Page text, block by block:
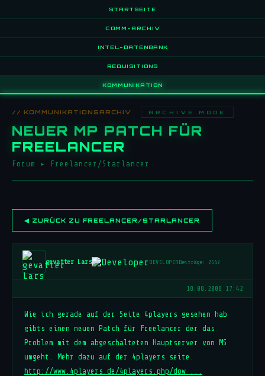
STARTSEITE
COMM-ARCHIV
INTEL-DATENBANK
REQUISITIONS
KOMMUNIKATION
// KOMMUNIKATIONSARCHIV ARCHIVE MODE
NEUER MP PATCH FÜR
FREELANCER
Forum ▸ Freelancer/Starlancer
◀ ZURÜCK ZU FREELANCER/STARLANCER
gevatter Lars DEVELOPERBeiträge: 2542
18.08.2008 17:42
Wie ich gerade auf der Seite 4players gesehen hab
gibts einen neuen Patch für Freelancer der das
Problem mit dem abgeschalteten Hauptserver von MS
umgeht. Mehr dazu auf der 4players seite.
http://www.4players.de/4players.php/dow ...